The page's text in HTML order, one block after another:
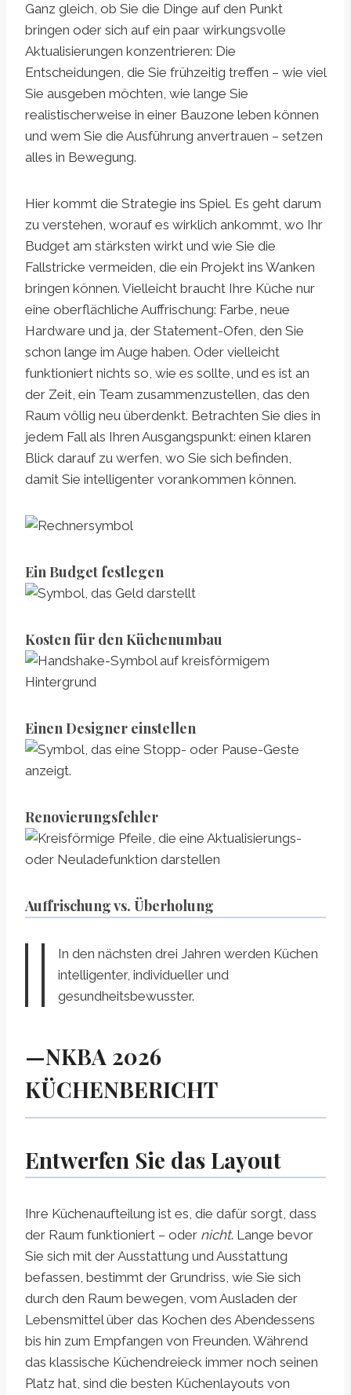
Ganz gleich, ob Sie die Dinge auf den Punkt
bringen oder sich auf ein paar wirkungsvolle
Aktualisierungen konzentrieren: Die
Entscheidungen, die Sie frühzeitig treffen – wie viel
Sie ausgeben möchten, wie lange Sie
realistischerweise in einer Bauzone leben können
und wem Sie die Ausführung anvertrauen – setzen
alles in Bewegung.
Hier kommt die Strategie ins Spiel. Es geht darum
zu verstehen, worauf es wirklich ankommt, wo Ihr
Budget am stärksten wirkt und wie Sie die
Fallstricke vermeiden, die ein Projekt ins Wanken
bringen können. Vielleicht braucht Ihre Küche nur
eine oberflächliche Auffrischung: Farbe, neue
Hardware und ja, der Statement-Ofen, den Sie
schon lange im Auge haben. Oder vielleicht
funktioniert nichts so, wie es sollte, und es ist an
der Zeit, ein Team zusammenzustellen, das den
Raum völlig neu überdenkt. Betrachten Sie dies in
jedem Fall als Ihren Ausgangspunkt: einen klaren
Blick darauf zu werfen, wo Sie sich befinden,
damit Sie intelligenter vorankommen können.
Ein Budget festlegen
Kosten für den Küchenumbau
Einen Designer einstellen
Renovierungsfehler
Auffrischung vs. Überholung
In den nächsten drei Jahren werden Küchen
intelligenter, individueller und
gesundheitsbewusster.
—NKBA 2026
KÜCHENBERICHT
Entwerfen Sie das Layout
Ihre Küchenaufteilung ist es, die dafür sorgt, dass
der Raum funktioniert – oder nicht. Lange bevor
Sie sich mit der Ausstattung und Ausstattung
befassen, bestimmt der Grundriss, wie Sie sich
durch den Raum bewegen, vom Ausladen der
Lebensmittel über das Kochen des Abendessens
bis hin zum Empfangen von Freunden. Während
das klassische Küchendreieck immer noch seinen
Platz hat, sind die besten Küchenlayouts von